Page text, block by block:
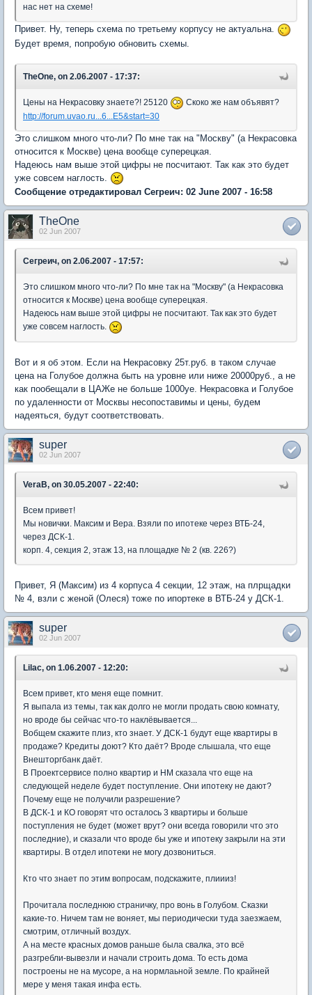
нас нет на схеме!
Привет. Ну, теперь схема по третьему корпусу не актуальна.
Будет время, попробую обновить схемы.
TheOne, on 2.06.2007 - 17:37:
Цены на Некрасовку знаете?! 25120
Скоко же нам объявят?
http://forum.uvao.ru...6...E5&start=30
Это слишком много что-ли? По мне так на "Москву" (а Некрасовка
относится к Москве) цена вообще суперецкая.
Надеюсь нам выше этой цифры не посчитают. Так как это будет
уже совсем наглость.
Сообщение отредактировал Сегреич: 02 June 2007 - 16:58
TheOne
02 Jun 2007
Сегреич, on 2.06.2007 - 17:57:
Это слишком много что-ли? По мне так на "Москву" (а Некрасовка
относится к Москве) цена вообще суперецкая.
Надеюсь нам выше этой цифры не посчитают. Так как это будет
уже совсем наглость.
Вот и я об этом. Если на Некрасовку 25т.руб. в таком случае
цена на Голубое должна быть на уровне или ниже 20000руб., а не
как пообещали в ЦАЖе не больше 1000уе. Некрасовка и Голубое
по удаленности от Москвы несопоставимы и цены, будем
надеяться, будут соответствовать.
super
02 Jun 2007
VeraB, on 30.05.2007 - 22:40:
Всем привет!
Мы новички. Максим и Вера. Взяли по ипотеке через ВТБ-24,
через ДСК-1.
корп. 4, секция 2, этаж 13, на площадке № 2 (кв. 226?)
Привет, Я (Максим) из 4 корпуса 4 секции, 12 этаж, на плрщадки
№ 4, взли с женой (Олеся) тоже по ипортеке в ВТБ-24 у ДСК-1.
super
02 Jun 2007
Lilac, on 1.06.2007 - 12:20:
Всем привет, кто меня еще помнит.
Я выпала из темы, так как долго не могли продать свою комнату,
но вроде бы сейчас что-то наклёвывается...
Вобщем скажите плиз, кто знает. У ДСК-1 будут еще квартиры в
продаже? Кредиты доют? Кто даёт? Вроде слышала, что еще
Внешторгбанк даёт.
В Проектсервисе полно квартир и НМ сказала что еще на
следующей неделе будет поступление. Они ипотеку не дают?
Почему еще не получили разрешение?
В ДСК-1 и КО говорят что осталось 3 квартиры и больше
поступления не будет (может врут? они всегда говорили что это
последние), и сказали что вроде бы уже и ипотеку закрыли на эти
квартиры. В отдел ипотеки не могу дозвониться.
Кто что знает по этим вопросам, подскажите, плиииз!
Прочитала последнюю страничку, про вонь в Голубом. Сказки
какие-то. Ничем там не воняет, мы периодически туда заезжаем,
смотрим, отличный воздух.
А на месте красных домов раньше была свалка, это всё
разгребли-вывезли и начали строить дома. То есть дома
построены не на мусоре, а на нормлаьной земле. По крайней
мере у меня такая инфа есть.